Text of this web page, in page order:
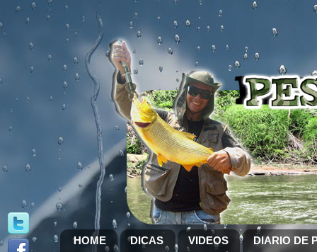
HOME DICAS VIDEOS DIARIO DE